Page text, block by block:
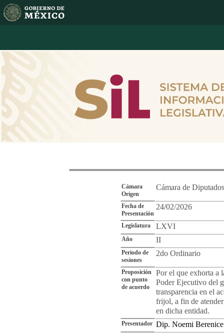
Cámara
Origen
Cámara de Diputados
Fecha de
Presentación
24/02/2026
Legislatura LXVI
Año II
Periodo de
sesiones
2do Ordinario
Proposición
con punto
de acuerdo
Por el que exhorta a
Poder Ejecutivo del
transparencia en el
frijol, a fin de
en dicha entidad.
Presentador Dip. Noemi